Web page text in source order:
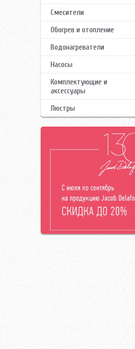
Смесители
Обогрев и отопление
Водонагреватели
Насосы
Комплектующие и
аксессуары
Люстры